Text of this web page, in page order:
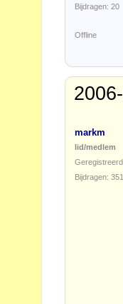
Bijdragen: 20
Offline
markm
lid/medlem
Bijdragen: 351